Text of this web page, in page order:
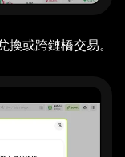
或跨鏈橋交易。